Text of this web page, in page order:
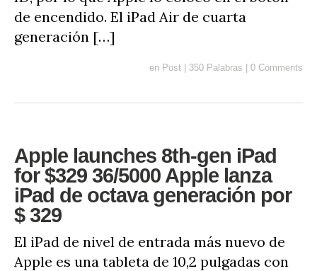
de encendido. El iPad Air de cuarta
generación […]
en Post 350 Palabras 0 Comments
Apple launches 8th-gen iPad
for $329 36/5000 Apple lanza
iPad de octava generación por
$ 329
El iPad de nivel de entrada más nuevo de
Apple es una tableta de 10,2 pulgadas con